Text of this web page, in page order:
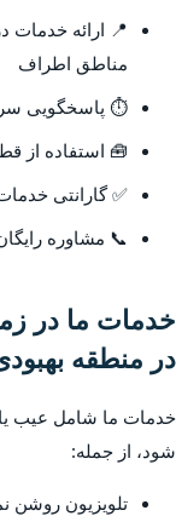
📍 ارائه خدمات
مناطق اطراف
⏱️ پاسخگویی
🧰 استفاده از
✅ گارانتی
📞 مشاوره
خدمات ما در
در منطقه
خدمات ما شامل عیب
شود، از جمله:
تلویزیون روشن